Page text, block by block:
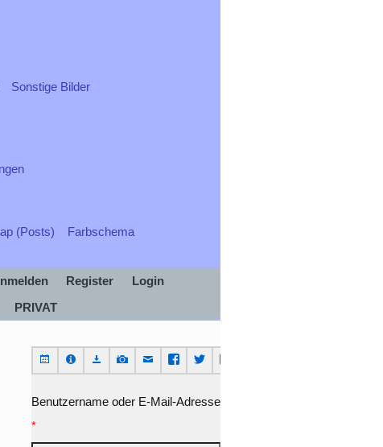
Sonstige Bilder
(Posts)
Farbschema
Register
Login
PRIVAT
Benutzername oder E-Mail-Adresse
*